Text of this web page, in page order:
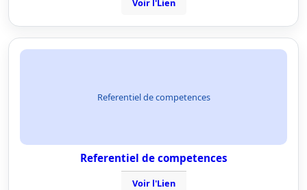
Voir l'Lien
Referentiel de competences
Referentiel de competences
Voir l'Lien